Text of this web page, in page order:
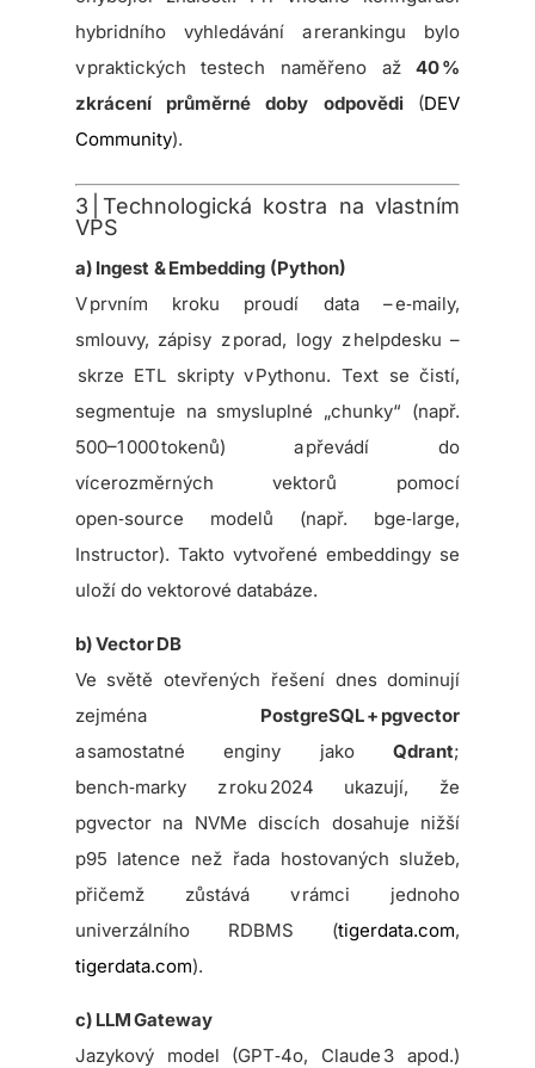
hybridního vyhledávání a rerankingu bylo
v praktických testech naměřeno až40 %
zkrácení průměrné doby odpovědi(DEV
Community).
3 | Technologická kostra na vlastním
VPS
a) Ingest & Embedding (Python)
V prvním kroku proudí data – e‑maily,
smlouvy, zápisy z porad, logy z helpdesku –
skrze ETL skripty v Pythonu. Text se čistí,
segmentuje na smysluplné „chunky“ (např.
500–1 000 tokenů) a převádí do
vícerozměrných vektorů pomocí
open‑source modelů (např. bge‑large,
Instructor). Takto vytvořené embeddingy se
uloží do vektorové databáze.
b) Vector DB
Ve světě otevřených řešení dnes dominují
zejména PostgreSQL + pgvector
a samostatné enginy jakoQdrant;
bench‑marky z roku 2024 ukazují, že
pgvector na NVMe discích dosahuje nižší
p95 latence než řada hostovaných služeb,
přičemž zůstává v rámci jednoho
univerzálního RDBMS (tigerdata.com,
tigerdata.com).
c) LLM Gateway
Jazykový model (GPT‑4o, Claude 3 apod.)